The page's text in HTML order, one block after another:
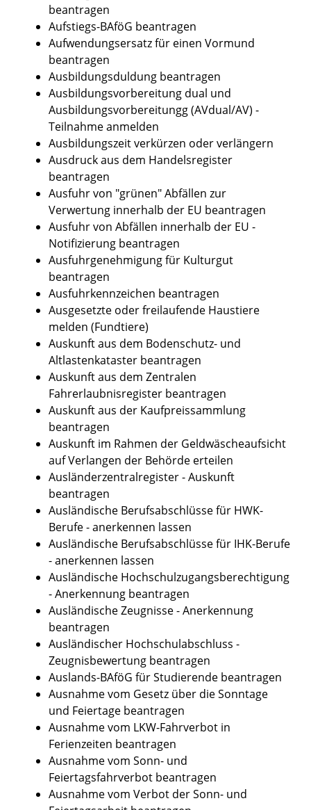
beantragen
Aufstiegs-BAföG beantragen
Aufwendungsersatz für einen Vormund
beantragen
Ausbildungsduldung beantragen
Ausbildungsvorbereitung dual und
Ausbildungsvorbereitungg (AVdual/AV) -
Teilnahme anmelden
Ausbildungszeit verkürzen oder verlängern
Ausdruck aus dem Handelsregister
beantragen
Ausfuhr von "grünen" Abfällen zur
Verwertung innerhalb der EU beantragen
Ausfuhr von Abfällen innerhalb der EU -
Notifizierung beantragen
Ausfuhrgenehmigung für Kulturgut
beantragen
Ausfuhrkennzeichen beantragen
Ausgesetzte oder freilaufende Haustiere
melden (Fundtiere)
Auskunft aus dem Bodenschutz- und
Altlastenkataster beantragen
Auskunft aus dem Zentralen
Fahrerlaubnisregister beantragen
Auskunft aus der Kaufpreissammlung
beantragen
Auskunft im Rahmen der Geldwäscheaufsicht
auf Verlangen der Behörde erteilen
Ausländerzentralregister - Auskunft
beantragen
Ausländische Berufsabschlüsse für HWK-
Berufe - anerkennen lassen
Ausländische Berufsabschlüsse für IHK-Berufe
- anerkennen lassen
Ausländische Hochschulzugangsberechtigung
- Anerkennung beantragen
Ausländische Zeugnisse - Anerkennung
beantragen
Ausländischer Hochschulabschluss -
Zeugnisbewertung beantragen
Auslands-BAföG für Studierende beantragen
Ausnahme vom Gesetz über die Sonntage
und Feiertage beantragen
Ausnahme vom LKW-Fahrverbot in
Ferienzeiten beantragen
Ausnahme vom Sonn- und
Feiertagsfahrverbot beantragen
Ausnahme vom Verbot der Sonn- und